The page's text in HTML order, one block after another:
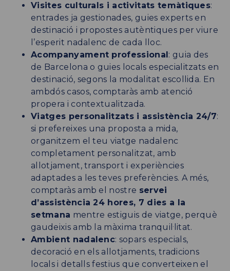
Visites culturals i activitats temàtiques:
entrades ja gestionades, guies experts en
destinació i propostes autèntiques per viure
l’esperit nadalenc de cada lloc.
Acompanyament professional : guia des
de Barcelona o guies locals especialitzats en
destinació, segons la modalitat escollida. En
ambdós casos, comptaràs amb atenció
propera i contextualitzada.
Viatges personalitzats i assistència 24/7:
si prefereixes una proposta a mida,
organitzem el teu viatge nadalenc
completament personalitzat, amb
allotjament, transport i experiències
adaptades a les teves preferències. A més,
comptaràs amb el nostre servei
d’assistència 24 hores, 7 dies a la
setmana mentre estiguis de viatge, perquè
gaudeixis amb la màxima tranquil·litat.
Ambient nadalenc: sopars especials,
decoració en els allotjaments, tradicions
locals i detalls festius que converteixen el